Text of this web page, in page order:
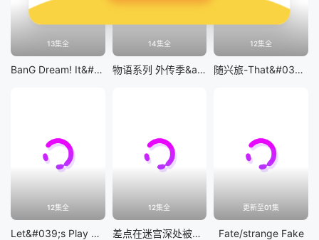
13集全
BanG Dream! It&#039;s MyGO!!!!!
14集全
物语系列 外传季&amp;怪物季
12集全
随兴旅-That&#039;s Journey-
12集全
Let&#039;s Play 充满挑战的人生
12集全
差点在迷宫深处被信任的伙伴杀掉，但靠着天赐技能「无限扭蛋」获得等级9999的伙伴，我要向前队友和世界展开复仇&amp;「给他们好看！」
更新至01集
Fate/strange Fake